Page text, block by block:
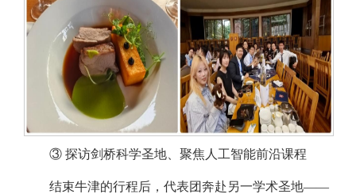
③ 探访剑桥科学圣地、聚焦人工智能前沿课程
结束牛津的行程后，代表团奔赴另一学术圣地——